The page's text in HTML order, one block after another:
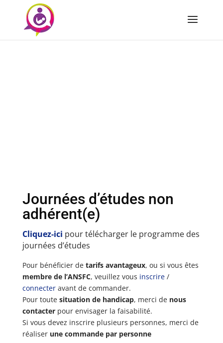
Journées d’études non
adhérent(e)
Cliquez-ici pour télécharger le programme des
journées d’études
Pour bénéficier de tarifs avantageux, ou si vous êtes
membre de l’ANSFC, veuillez vous inscrire/
connecteravant de commander.
Pour toute situation de handicap, merci de nous
contacterpour envisager la faisabilité.
Si vous devez inscrire plusieurs personnes, merci de
réaliser une commande par personne